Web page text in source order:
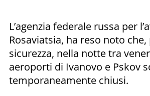
L’agenzia federale russa per
Rosaviatsia, ha reso noto
sicurezza, nella notte tra
aeroporti di Ivanovo e Pskov
temporaneamente chiusi.